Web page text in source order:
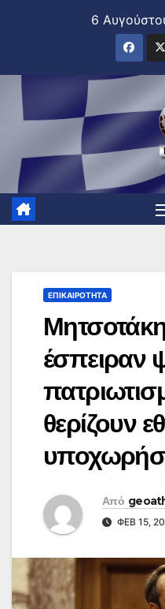
6
ΕΠΙΚΑΙΡΌΤΗΤΑ
έσπειραν
θερίζουν
Από
ΦΕΒ 15,